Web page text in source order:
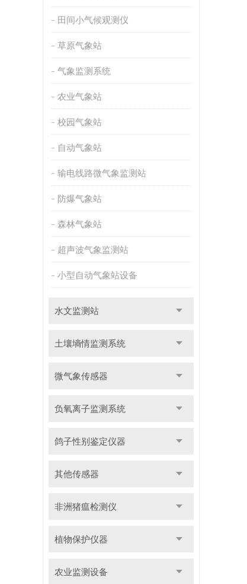
田间小气候观测仪
草原气象站
气象监测系统
农业气象站
校园气象站
自动气象站
输电线路微气象监测站
防爆气象站
森林气象站
超声波气象监测站
小型自动气象站设备
水文监测站
土壤墒情监测系统
微气象传感器
负氧离子监测系统
鸽子性别鉴定仪器
其他传感器
非洲猪瘟检测仪
植物保护仪器
农业监测设备